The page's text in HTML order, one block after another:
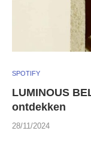
SPOTIFY
LUMINOUS
ontdekken
28/11/2024